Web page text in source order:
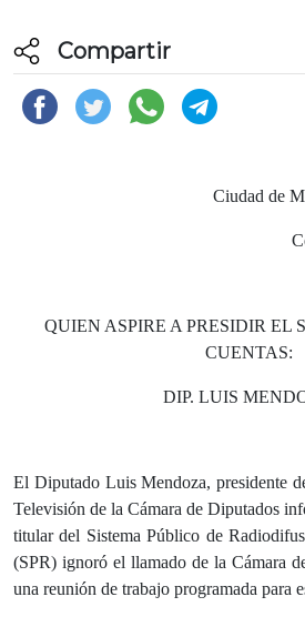
Compartir
Ciudad de
QUIEN ASPIRE A PRESIDIR EL
CUENTAS:
DIP. LUIS
El Diputado Luis Mendoza, presidente
Televisión de la Cámara de Diputados
titular del Sistema Público de
(SPR) ignoró el llamado de la Cámara
una reunión de trabajo programada para